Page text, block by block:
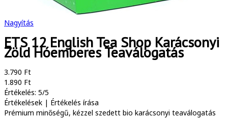
Nagyítás
ETS 12 English Tea Shop Karácsonyi
Zöld Hóemberes Teaválogatás
3.790 Ft
1.890 Ft
Értékelés: 5/5
Értékelések | Értékelés írása
Prémium minőségű, kézzel szedett bio karácsonyi teaválogatás